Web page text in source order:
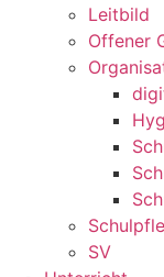
Leitbild
Offener
SV